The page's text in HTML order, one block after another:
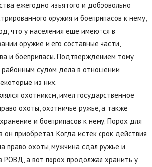
ежегодно изъятого и добровольно
оружия и боеприпасов к нему,
что у населения еще имеются в
оружие и его составные части,
и боеприпасы. Подтверждением тому
районным судом дела в отношении
из них.
охотником, имел государственное
охоты, охотничье ружье, а также
и боеприпасов к нему. Порох для
он приобретал. Когда истек срок действия
право охоты, мужчина сдал ружье и
РОВД, а вот порох продолжал хранить у